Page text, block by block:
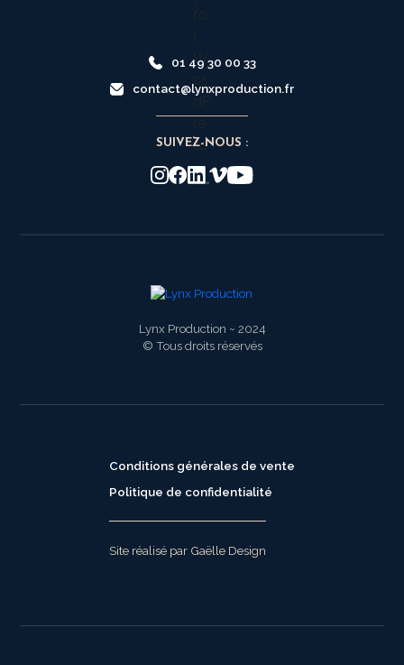
01 49 30 00 33
contact@lynxproduction.fr
SUIVEZ-NOUS :
Lynx Production ~ 2024
© Tous droits réservés
Conditions générales de vente
Politique de confidentialité
Site réalisé par Gaëlle Design